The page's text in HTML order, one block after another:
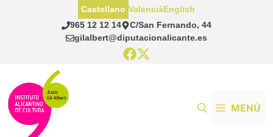
965 12 12 14
C/San Fernando, 44
gilalbert@diputacionalicante.es
Castellano ValenciàEnglish
MENÚ